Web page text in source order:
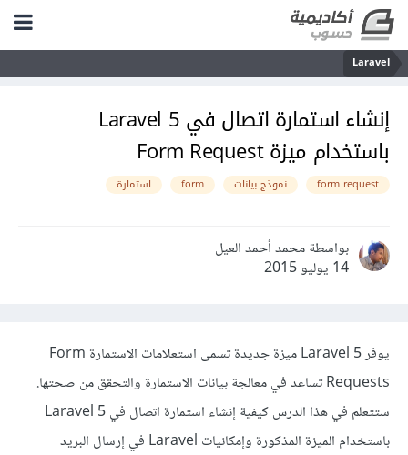
Laravel
إنشاء استمارة اتصال في Laravel 5
باستخدام ميزة Form Request
form request نموذج بيانات form استمارة
بواسطة محمد أحمد العيل
14 يوليو 2015
يوفر Laravel 5 ميزة جديدة تسمى استعلامات الاستمارة Form
Requests تساعد في معالجة بيانات الاستمارة والتحقق من صحتها.
ستتعلم في هذا الدرس كيفية إنشاء استمارة اتصال في Laravel 5
باستخدام الميزة المذكورة وإمكانيات Laravel في إرسال البريد